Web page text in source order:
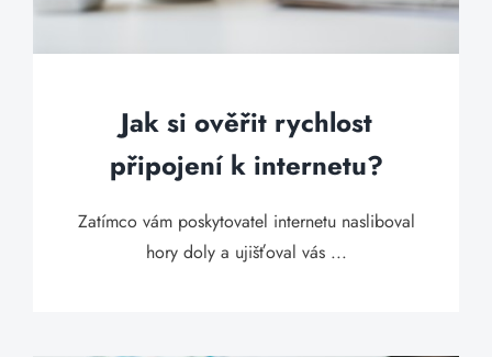
Jak si ověřit rychlost
připojení k internetu?
Zatímco vám poskytovatel internetu nasliboval
hory doly a ujišťoval vás ...